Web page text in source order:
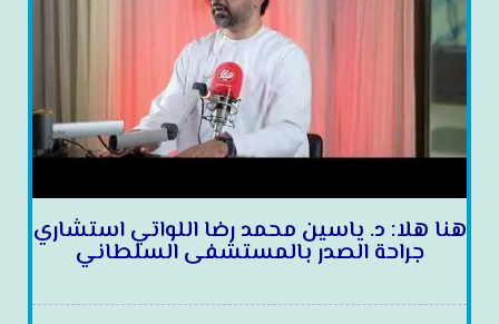
هنا هلا: د. ياسين محمد رضا اللواتي استشاري
جراحة الصدر بالمستشفى السلطاني